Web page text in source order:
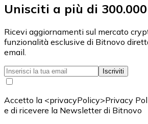
Unisciti a più di
Ricevi aggiornamenti sul mercato
funzionalità esclusive di Bitnovo
email.
Iscriviti
Accetto la <privacyPolicy>Privacy
e di ricevere la Newsletter di Bitnovo